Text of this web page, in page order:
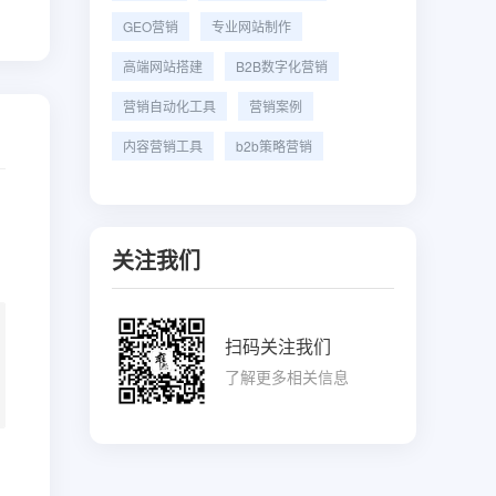
GEO营销 专业网站制作
高端网站搭建 B2B数字化营销
营销自动化工具 营销案例
内容营销工具 b2b策略营销
关注我们
扫码关注我们
了解更多相关信息